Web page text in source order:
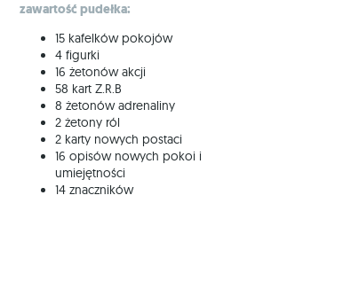
zawartość pudełka:
15 kafelków pokojów
4 figurki
16 żetonów akcji
58 kart Z.R.B
8 żetonów adrenaliny
2 żetony ról
2 karty nowych postaci
16 opisów nowych pokoi i
umiejętności
14 znaczników